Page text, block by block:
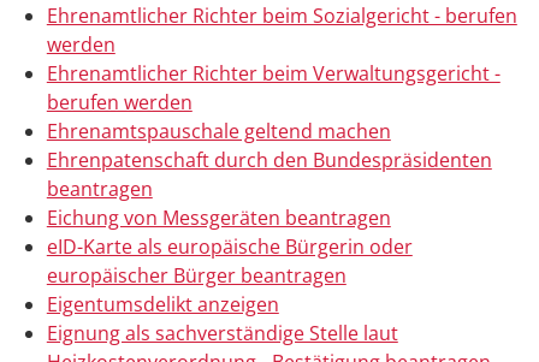
Ehrenamtlicher Richter beim Sozialgericht - berufen
werden
Ehrenamtlicher Richter beim Verwaltungsgericht -
berufen werden
Ehrenamtspauschale geltend machen
Ehrenpatenschaft durch den Bundespräsidenten
beantragen
Eichung von Messgeräten beantragen
eID-Karte als europäische Bürgerin oder
europäischer Bürger beantragen
Eigentumsdelikt anzeigen
Eignung als sachverständige Stelle laut